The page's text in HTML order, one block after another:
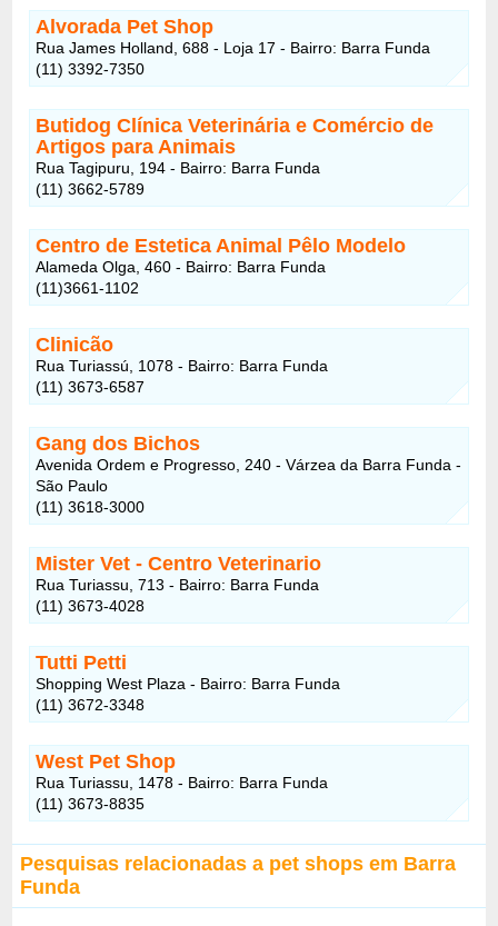
Alvorada Pet Shop
Rua James Holland, 688 - Loja 17 - Bairro: Barra Funda
(11) 3392-7350
Butidog Clínica Veterinária e Comércio de
Artigos para Animais
Rua Tagipuru, 194 - Bairro: Barra Funda
(11) 3662-5789
Centro de Estetica Animal Pêlo Modelo
Alameda Olga, 460 - Bairro: Barra Funda
(11)3661-1102
Clinicão
Rua Turiassú, 1078 - Bairro: Barra Funda
(11) 3673-6587
Gang dos Bichos
Avenida Ordem e Progresso, 240 - Várzea da Barra Funda -
São Paulo
(11) 3618-3000
Mister Vet - Centro Veterinario
Rua Turiassu, 713 - Bairro: Barra Funda
(11) 3673-4028
Tutti Petti
Shopping West Plaza - Bairro: Barra Funda
(11) 3672-3348
West Pet Shop
Rua Turiassu, 1478 - Bairro: Barra Funda
(11) 3673-8835
Pesquisas relacionadas a pet shops em Barra
Funda